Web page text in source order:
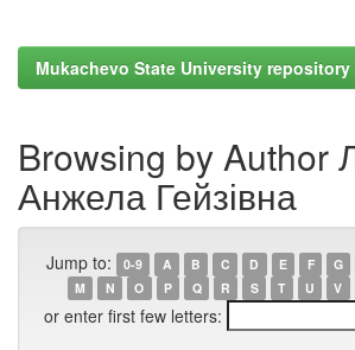
Mukachevo State University repository
Browsing by Author
Анжела Гейзівна
Jump to: 0-9 A B C D E F G
M
N O P Q R S T U V
or enter first few letters: